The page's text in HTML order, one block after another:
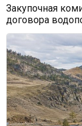
Закупочная
договора